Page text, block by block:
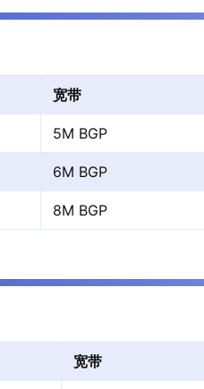
宽带
5M BGP
6M BGP
8M BGP
宽带